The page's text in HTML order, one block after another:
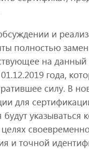
и
полностью
на
года,
силу. В
для
указываться
и точной